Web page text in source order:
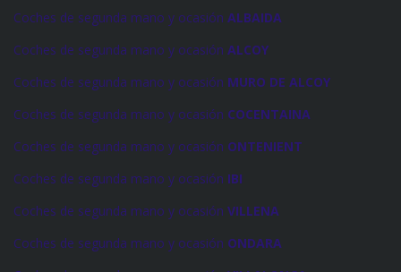
Coches de segunda mano y ocasión ALBAIDA
Coches de segunda mano y ocasión ALCOY
Coches de segunda mano y ocasión MURO DE ALCOY
Coches de segunda mano y ocasión COCENTAINA
Coches de segunda mano y ocasión ONTENIENT
Coches de segunda mano y ocasión IBI
Coches de segunda mano y ocasión VILLENA
Coches de segunda mano y ocasión ONDARA